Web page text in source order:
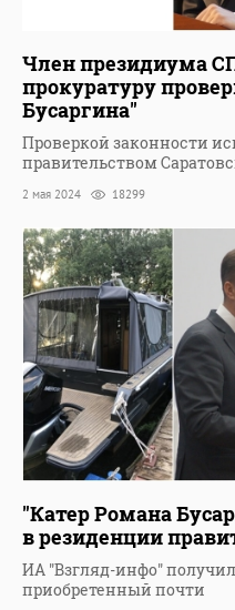
Член президиума
прокуратуру
Бусаргина"
Проверкой законности
правительством
2 мая 2024 18299
"Катер Романа
в резиденции
ИА "Взгляд-инфо"
приобретенный почти